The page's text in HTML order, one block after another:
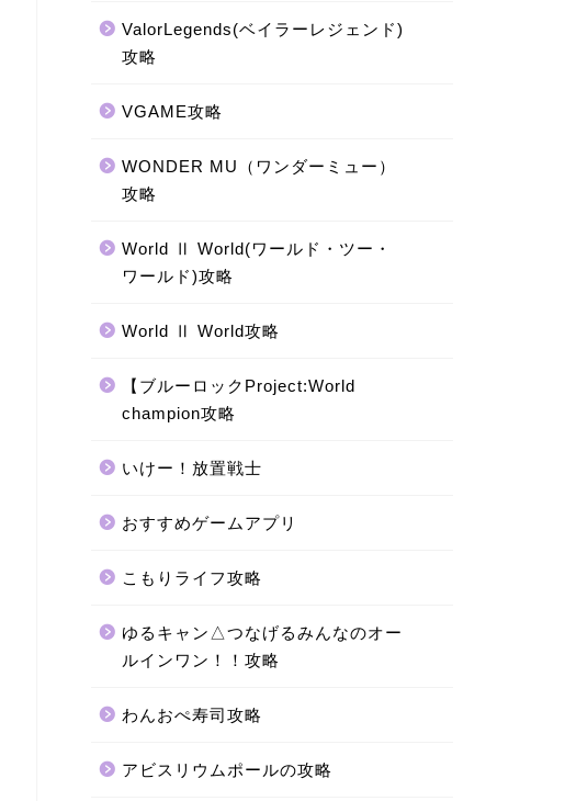
ValorLegends(ベイラーレジェンド)
攻略
VGAME攻略
WONDER MU（ワンダーミュー）
攻略
World Ⅱ World(ワールド・ツー・
ワールド)攻略
World Ⅱ World攻略
【ブルーロックProject:World
champion攻略
いけー！放置戦士
おすすめゲームアプリ
こもりライフ攻略
ゆるキャン△つなげるみんなのオー
ルインワン！！攻略
わんおぺ寿司攻略
アビスリウムポールの攻略